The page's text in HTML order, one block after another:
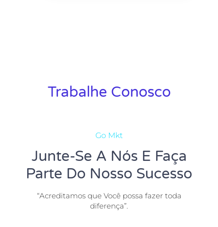
Trabalhe Conosco
Go Mkt
Junte-Se A Nós E Faça
Parte Do Nosso Sucesso
“Acreditamos que Você possa fazer toda
diferença”.